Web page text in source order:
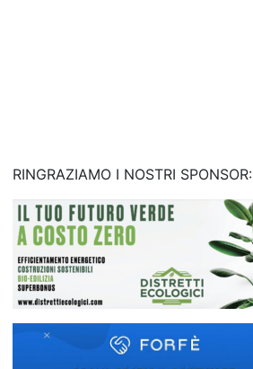
RINGRAZIAMO I NOSTRI SPONSOR: